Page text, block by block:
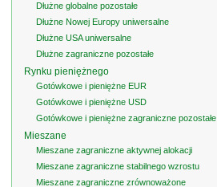
Dłużne globalne pozostałe
Dłużne Nowej Europy uniwersalne
Dłużne USA uniwersalne
Dłużne zagraniczne pozostałe
Rynku pieniężnego
Gotówkowe i pieniężne EUR
Gotówkowe i pieniężne USD
Gotówkowe i pieniężne zagraniczne pozostałe
Mieszane
Mieszane zagraniczne aktywnej alokacji
Mieszane zagraniczne stabilnego wzrostu
Mieszane zagraniczne zrównoważone